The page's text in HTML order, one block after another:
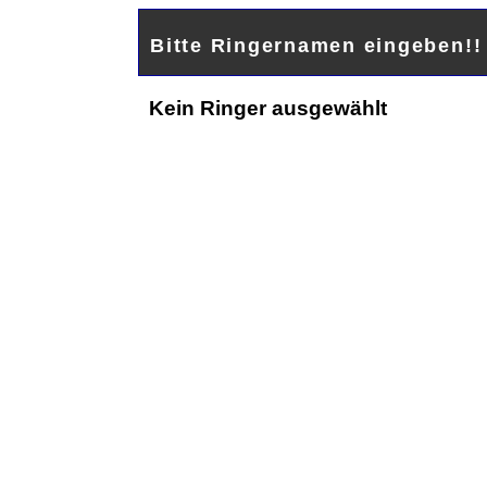
Bitte Ringernamen
Kein Ringer ausgewählt